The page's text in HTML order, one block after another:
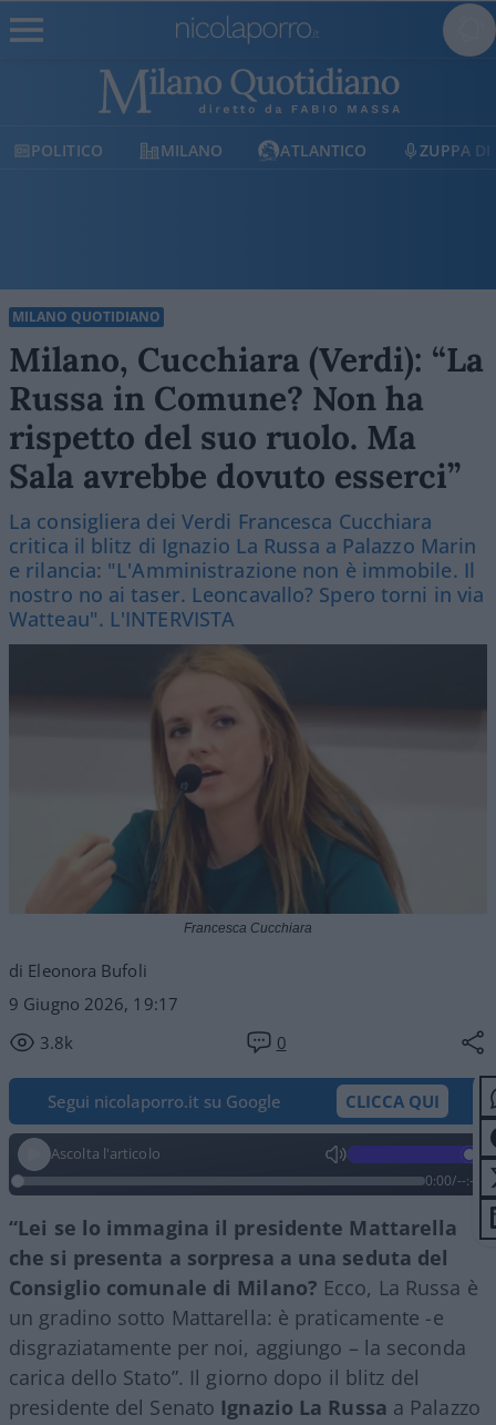
MILANO ATLANTICO ZUPPA DI PORRO
MILANO QUOTIDIANO
Milano, Cucchiara (Verdi): “La
Russa in Comune? Non ha
rispetto del suo ruolo. Ma
Sala avrebbe dovuto esserci”
La consigliera dei Verdi Francesca Cucchiara
critica il blitz di Ignazio La Russa a Palazzo Marin
e rilancia: "L'Amministrazione non è immobile. Il
nostro no ai taser. Leoncavallo? Spero torni in via
Watteau". L'INTERVISTA
di Eleonora Bufoli
9 Giugno 2026, 19:17
3.8k
0
Francesca Cucchiara
Segui nicolaporro.it su Google CLICCA QUI
Ascolta l'articolo
0:00/--:--
“Lei se lo immagina il presidente Mattarella
che si presenta a sorpresa a una seduta del
Consiglio comunale di Milano? Ecco, La Russa è
un gradino sotto Mattarella: è praticamente -e
disgraziatamente per noi, aggiungo – la seconda
carica dello Stato”. Il giorno dopo il blitz del
presidente del Senato Ignazio La Russa a Palazzo